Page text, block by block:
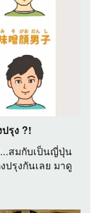
รุง ?!
สมกับเป็นญี่ปุ่น
ปรุงกันเลย มาดู